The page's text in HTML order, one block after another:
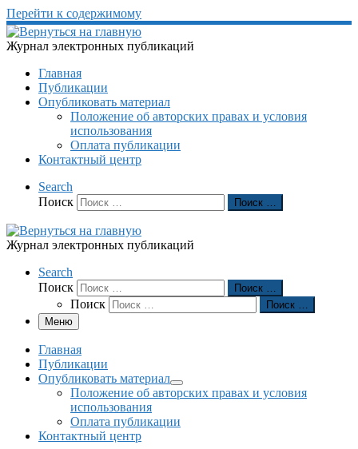
Перейти к содержимому
Журнал электронных публикаций
Главная
Публикации
Опубликовать материал
Положение об авторских правах и условия
использования
Оплата публикации
Контактный центр
Search
Поиск
Поиск …
Журнал электронных публикаций
Search
Поиск
Поиск …
Поиск
Поиск …
Меню
Главная
Публикации
Опубликовать материал
Положение об авторских правах и условия
использования
Оплата публикации
Контактный центр